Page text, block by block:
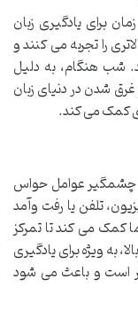
برای یادگیری زبان
را تجربه می کنند و
شب هنگام، به دلیل
شدن در دنیای زبان
کمک می کند.
چشمگیر عوامل حواس
تلفن یا رفت وآمد
کمک می کند تا تمرکز
به ویژه برای یادگیری
است و باعث می شود